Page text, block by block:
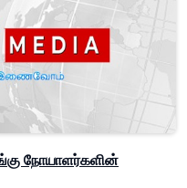
நோயாளர்களின்